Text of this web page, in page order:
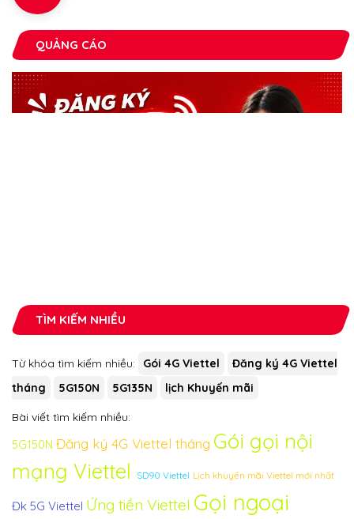
QUẢNG CÁO
TÌM KIẾM NHIỀU
Từ khóa tìm kiếm nhiều: Gói 4G Viettel
Đăng ký 4G Viettel
tháng
5G150N 5G135N lịch Khuyến mãi
Bài viết tìm kiếm nhiều:
5G150N Đăng ký 4G Viettel tháng Gói gọi nội
mạng Viettel
SD90 Viettel Lịch khuyến mãi Viettel mới nhất
Đk 5G Viettel Ứng tiền Viettel Gọi ngoại